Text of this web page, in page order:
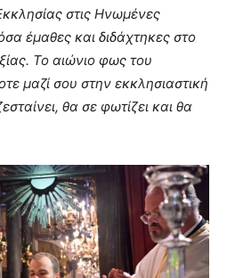
στις Ηνωμένες
έμαθες και διδάχτηκες στο
Το αιώνιο φως του
μαζί σου στην εκκλησιαστική
θα σε φωτίζει και θα